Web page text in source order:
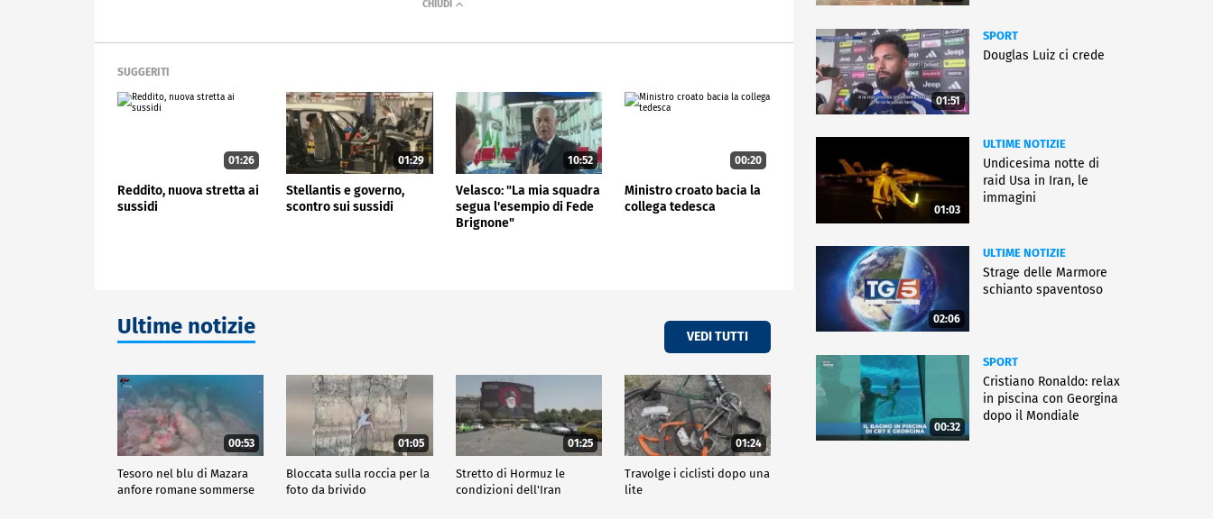
SUGGERITI
01:26
Reddito, nuova stretta ai
sussidi
01:29
Stellantis e governo,
scontro sui sussidi
10:52
Velasco: "La mia squadra
segua l'esempio di Fede
Brignone"
00:20
Ministro croato bacia la
collega tedesca
Ultime notizie VEDI TUTTI
00:53
Tesoro nel blu di Mazara
anfore romane sommerse
01:05
Bloccata sulla roccia per la
foto da brivido
01:25
Stretto di Hormuz le
condizioni dell'Iran
01:24
Travolge i ciclisti dopo una
lite
01:51
SPORT
Douglas Luiz ci crede
01:03
ULTIME NOTIZIE
Undicesima notte di
raid Usa in Iran, le
immagini
02:06
ULTIME NOTIZIE
Strage delle Marmore
schianto spaventoso
00:32
SPORT
Cristiano Ronaldo: relax
in piscina con Georgina
dopo il Mondiale